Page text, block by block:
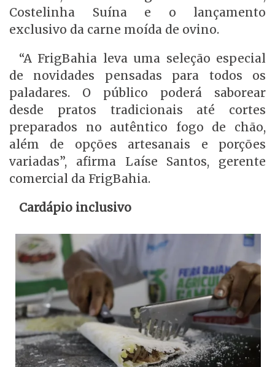
Costelinha Suína e o lançamento
exclusivo da carne moída de ovino.
“A FrigBahia leva uma seleção especial
de novidades pensadas para todos os
paladares. O público poderá saborear
desde pratos tradicionais até cortes
preparados no autêntico fogo de chão,
além de opções artesanais e porções
variadas”, afirma Laíse Santos, gerente
comercial da FrigBahia.
Cardápio inclusivo